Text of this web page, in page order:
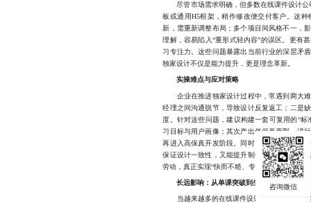
尽管市场需求明确，但多数在线课件设计公
板或通用H5框架，稍作修改便交付客户。这
新，需重新调整布局；多个项目间风格不一，
理解，容易陷入“重形式轻内容”的误区。更有
习专注力。这些问题暴露出当前行业的深层
独家设计不仅是能力提升，更是理念革新。
实操难点与应对策略
企业在推进独家设计过程中，常遇到两大难
经理之间沟通脱节，导致设计反复返工；二是
度。针对这些问题，建议构建一套可复用的“
习目标与用户画像；其次产出低保真原型，进
再进入高保真开发阶段。同时，建立模块化组
保证设计一致性，又能提升制作效率。这种方
劳动，真正实现“快而不糙、专而不乱”。
长远影响：从单课突破到生态演进
当越来越多的在线课件设计公司开始重视并